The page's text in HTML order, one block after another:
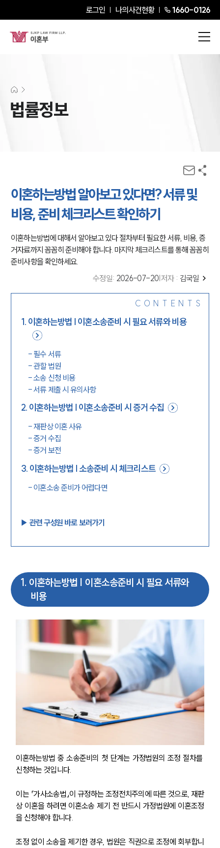
로그인 나의사건현황 1660-0126
법률정보
이혼하는방법 알아보고 있다면? 서류 및
비용, 준비 체크리스트 확인하기
이혼하는방법에 대해서 알아보고 있다 절차부터 필요한 서류, 비용, 증
거자료까지 꼼꼼히 준비해야 합니다. 마지막 체크리스트를 통해 꼼꼼히
준비사항을 확인하세요.
수정일: 2026-07-20 저자 : 김국일
CONTENTS
1. 이혼하는방법 | 이혼소송준비 시 필요 서류와 비용
- 필수 서류
-관할 법원
-소송 신청 비용
-서류 제출 시 유의사항
2. 이혼하는방법 | 이혼소송준비 시 증거 수집
- 재판상 이혼 사유
-증거 수집
-증거 보전
3. 이혼하는방법 | 소송준비 시 체크리스트
- 이혼소송 준비가 어렵다면
▶︎ 관련 구성원 바로 보러가기
1. 이혼하는방법 | 이혼소송준비 시 필요 서류와
비용
이혼하는방법 중 소송준비의 첫 단계는 가정법원의 조정 절차를
신청하는 것입니다.
이는 「가사소송법」이 규정하는 조정전치주의에 따른 것으로, 재판
상 이혼을 하려면 이혼소송 제기 전 반드시 가정법원에 이혼조정
을 신청해야 합니다.
조정 없이 소송을 제기한 경우, 법원은 직권으로 조정에 회부합니